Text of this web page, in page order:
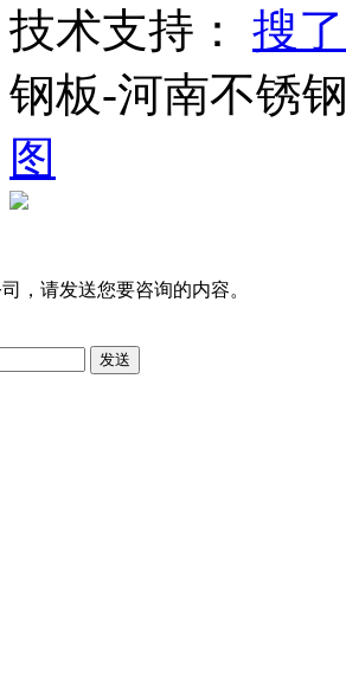
技术支持： 搜
钢板-河南不锈
图
，请发送您要咨询的内容。